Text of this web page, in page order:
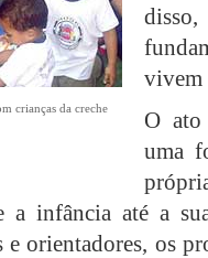
crianças da creche
vivem
O
uma
a infância até a
e orientadores, os